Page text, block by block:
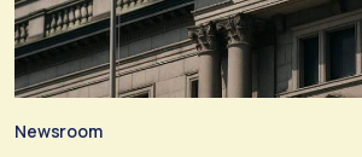
Newsroom